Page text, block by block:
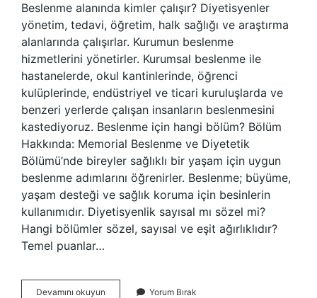
Beslenme alanında kimler çalışır? Diyetisyenler
yönetim, tedavi, öğretim, halk sağlığı ve araştırma
alanlarında çalışırlar. Kurumun beslenme
hizmetlerini yönetirler. Kurumsal beslenme ile
hastanelerde, okul kantinlerinde, öğrenci
kulüplerinde, endüstriyel ve ticari kuruluşlarda ve
benzeri yerlerde çalışan insanların beslenmesini
kastediyoruz. Beslenme için hangi bölüm? Bölüm
Hakkında: Memorial Beslenme ve Diyetetik
Bölümü’nde bireyler sağlıklı bir yaşam için uygun
beslenme adımlarını öğrenirler. Beslenme; büyüme,
yaşam desteği ve sağlık koruma için besinlerin
kullanımıdır. Diyetisyenlik sayısal mı sözel mi?
Hangi bölümler sözel, sayısal ve eşit ağırlıklıdır?
Temel puanlar…
Devamını okuyun Beslenme Yorum Bırak